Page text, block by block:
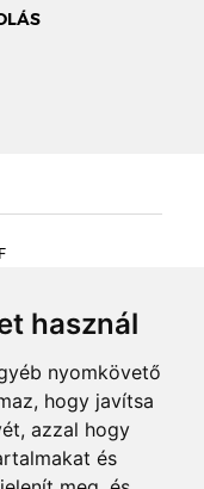
használ
nyomkövető
hogy javítsa
azzal hogy
és